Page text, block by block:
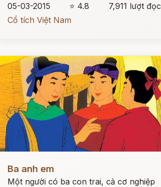
05-03-2015
⭐ 4.8
7,911 lượt đọc
Cổ tích Việt Nam
Ba anh em
Một người có ba con trai, cả cơ nghiệp